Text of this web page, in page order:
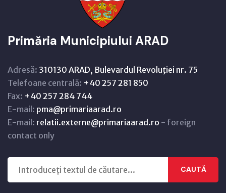
Primăria Municipiului ARAD
Adresă: 310130 ARAD, Bulevardul Revoluţiei nr. 75
Telefoane centrală: +40 257 281 850
Fax: +40 257 284 744
E-mail: pma@primariaarad.ro
E-mail: relatii.externe@primariaarad.ro - foreign
contact only
CAUTĂ